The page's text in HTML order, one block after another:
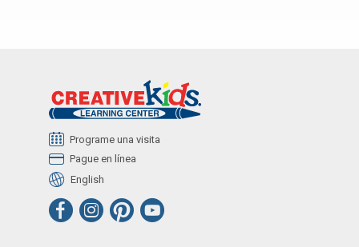
Programe una visita
Pague en línea
English